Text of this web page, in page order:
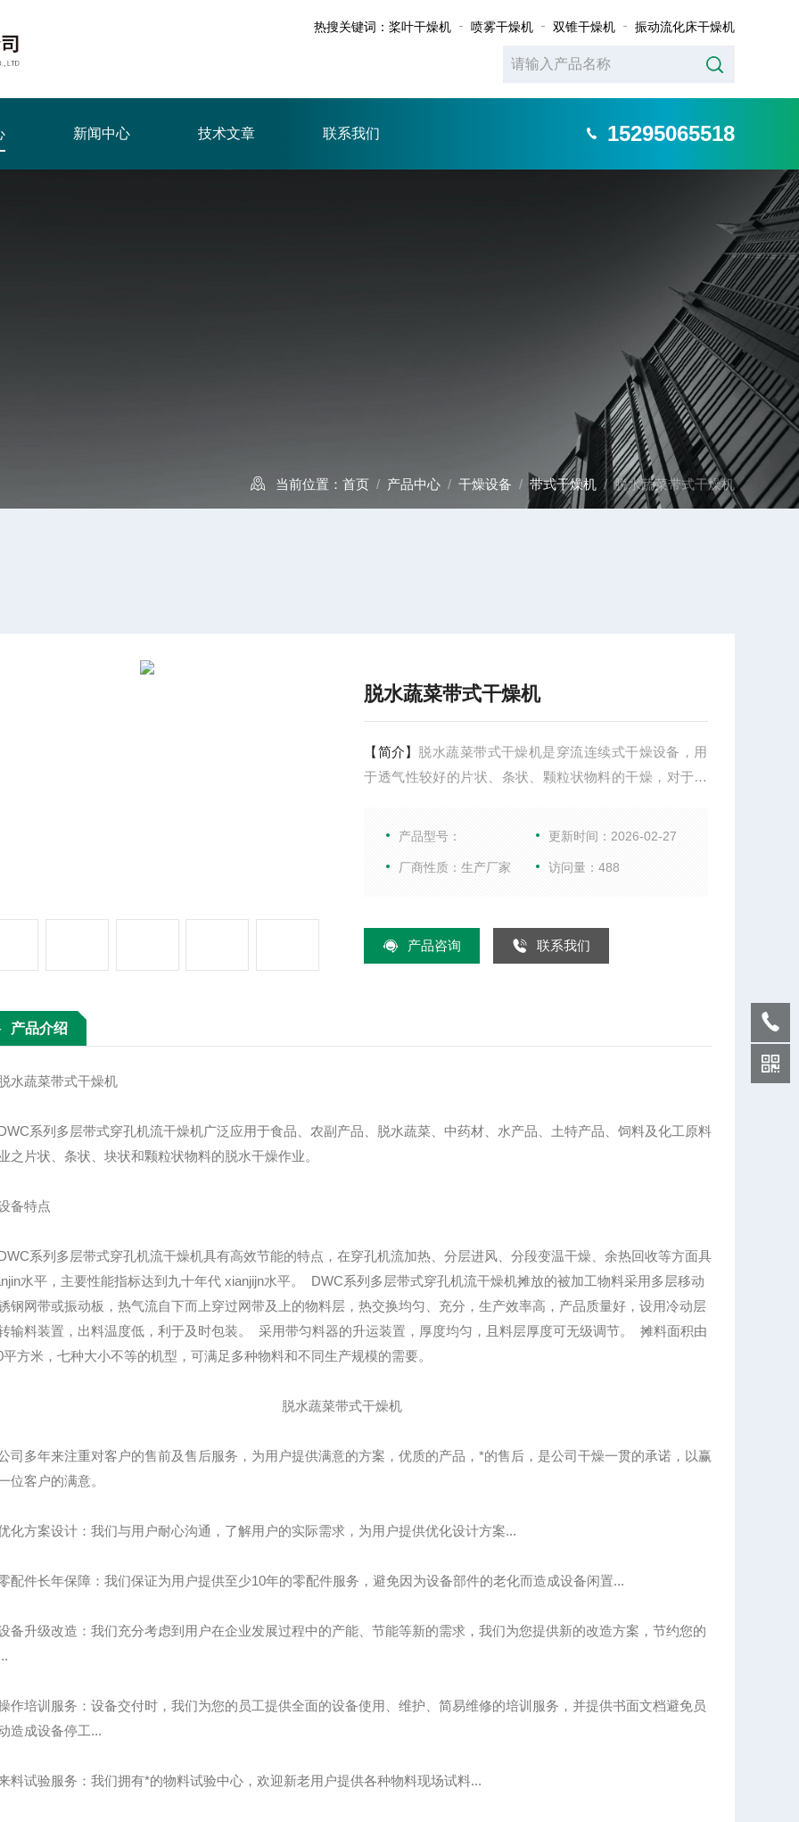
热搜关键词： 桨叶干燥机 喷雾干燥机 双锥干燥机 振动流化床干燥机
新闻中心 技术文章 联系我们 15295065518
当前位置： 首页 / 产品中心 / 干燥设备 /带式干燥机 / 脱水蔬菜带式干燥机
脱水蔬菜带式干燥机
【简介】 脱水蔬菜带式干燥机是穿流连续式干燥设备，用
于透气性较好的片状、条状、颗粒状物料的干燥，对于脱
尤为合适；该系列干燥机具有干燥速度快、蒸发强度高、
或制成棒状后亦可干燥
产品型号： 更新时间：2026-02-27
厂商性质：生产厂家 访问量：488
产品咨询 联系我们
产品介绍
蔬菜带式干燥机
系列多层带式穿孔机流干燥机广泛应用于食品、农副产品、脱水蔬菜、中药材、水产品、土特产品、饲料及化工原料
之片状、条状、块状和颗粒状物料的脱水干燥作业。
特点
系列多层带式穿孔机流干燥机具有高效节能的特点，在穿孔机流加热、分层进风、分段变温干燥、余热回收等方面具
水平，主要性能指标达到九十年代 xianjijn水平。 DWC系列多层带式穿孔机流干燥机摊放的被加工物料采用多层移动
钢网带或振动板，热气流自下而上穿过网带及上的物料层，热交换均匀、充分，生产效率高，产品质量好，设用冷动层
输料装置，出料温度低，利于及时包装。 采用带匀料器的升运装置，厚度均匀，且料层厚度可无级调节。 摊料面积由
平方米，七种大小不等的机型，可满足多种物料和不同生产规模的需要。
脱水蔬菜带式干燥机
多年来注重对客户的售前及售后服务，为用户提供满意的方案，优质的产品，*的售后，是公司干燥一贯的承诺，以赢
位客户的满意。
方案设计：我们与用户耐心沟通，了解用户的实际需求，为用户提供优化设计方案...
件长年保障：我们保证为用户提供至少10年的零配件服务，避免因为设备部件的老化而造成设备闲置...
升级改造：我们充分考虑到用户在企业发展过程中的产能、节能等新的需求，我们为您提供新的改造方案，节约您的
培训服务：设备交付时，我们为您的员工提供全面的设备使用、维护、简易维修的培训服务，并提供书面文档避免员
造成设备停工...
试验服务：我们拥有*的物料试验中心，欢迎新老用户提供各种物料现场试料...